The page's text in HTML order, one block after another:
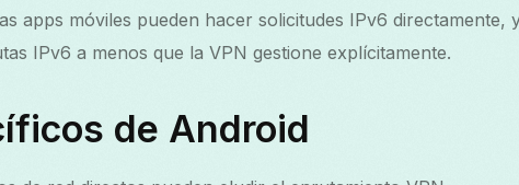
apps móviles pueden hacer solicitudes IPv6 directamente,
IPv6 a menos que la VPN gestione explícitamente.
de Android